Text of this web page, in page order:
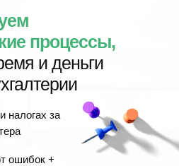
процессы,
и деньги
налогах за
ошибок +